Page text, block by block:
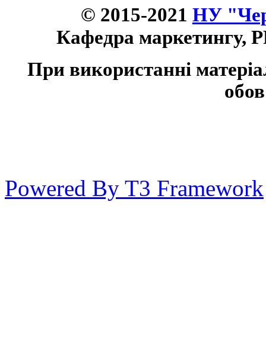
© 2015-2021 НУ
Кафедра маркетингу,
При використанні
Powered By T3 Framework